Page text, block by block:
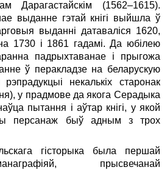
Дарагастайскім (1562–1615).
выданне гэтай кнігі выйшла ў
выданні датаваліся 1620,
1730 і 1861 гадамі. Да юбілею
падрыхтаванае і прыгожа
ў перакладзе на беларускую
некалькіх старонак
у прадмове да якога Серадыка
пытання і аўтар кнігі, у якой
персанаж быў адным з трох
гісторыка была першай
прысвечанай